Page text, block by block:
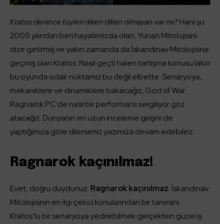
Kratos denince tüyleri diken diken olmayan var mı?Hani şu
2005 yılından beri hayatımızda olan, Yunan Mitolojisini
dize getirmiş ve yakın zamanda da İskandinav Mitolojisine
geçmiş olan Kratos. Nasıl geçti halen tartışma konusu lakin
bu oyunda odak noktamız bu değil elbette. Senaryoya,
mekaniklere ve dinamiklere bakacağız, God of War
Ragnarok PC’de nasıl bir performans sergiliyor göz
atacağız. Dünyanın en uzun inceleme girişini de
yaptığımıza göre dilerseniz yazımıza devam edebiliriz.
Ragnarok kaçınılmaz!
Evet, doğru duydunuz. Ragnarok kaçınılmaz. İskandinav
Mitolojisinin en ilgi çekici konularından bir tanesini
Kratos’lu bir senaryoya yedirebilmek gerçekten güzel iş.